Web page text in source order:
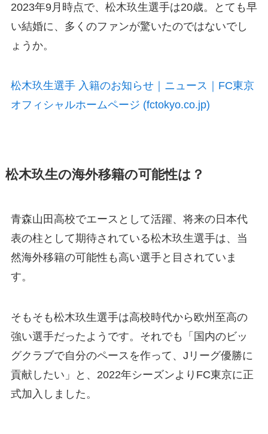
2023年9月時点で、松木玖生選手は20歳。とても早
い結婚に、多くのファンが驚いたのではないでし
ょうか。
松木玖生選手 入籍のお知らせ｜ニュース｜FC東京
オフィシャルホームページ (fctokyo.co.jp)
松木玖生の海外移籍の可能性は？
青森山田高校でエースとして活躍、将来の日本代
表の柱として期待されている松木玖生選手は、当
然海外移籍の可能性も高い選手と目されていま
す。
そもそも松木玖生選手は高校時代から欧州至高の
強い選手だったようです。それでも「国内のビッ
グクラブで自分のペースを作って、Jリーグ優勝に
貢献したい」と、2022年シーズンよりFC東京に正
式加入しました。